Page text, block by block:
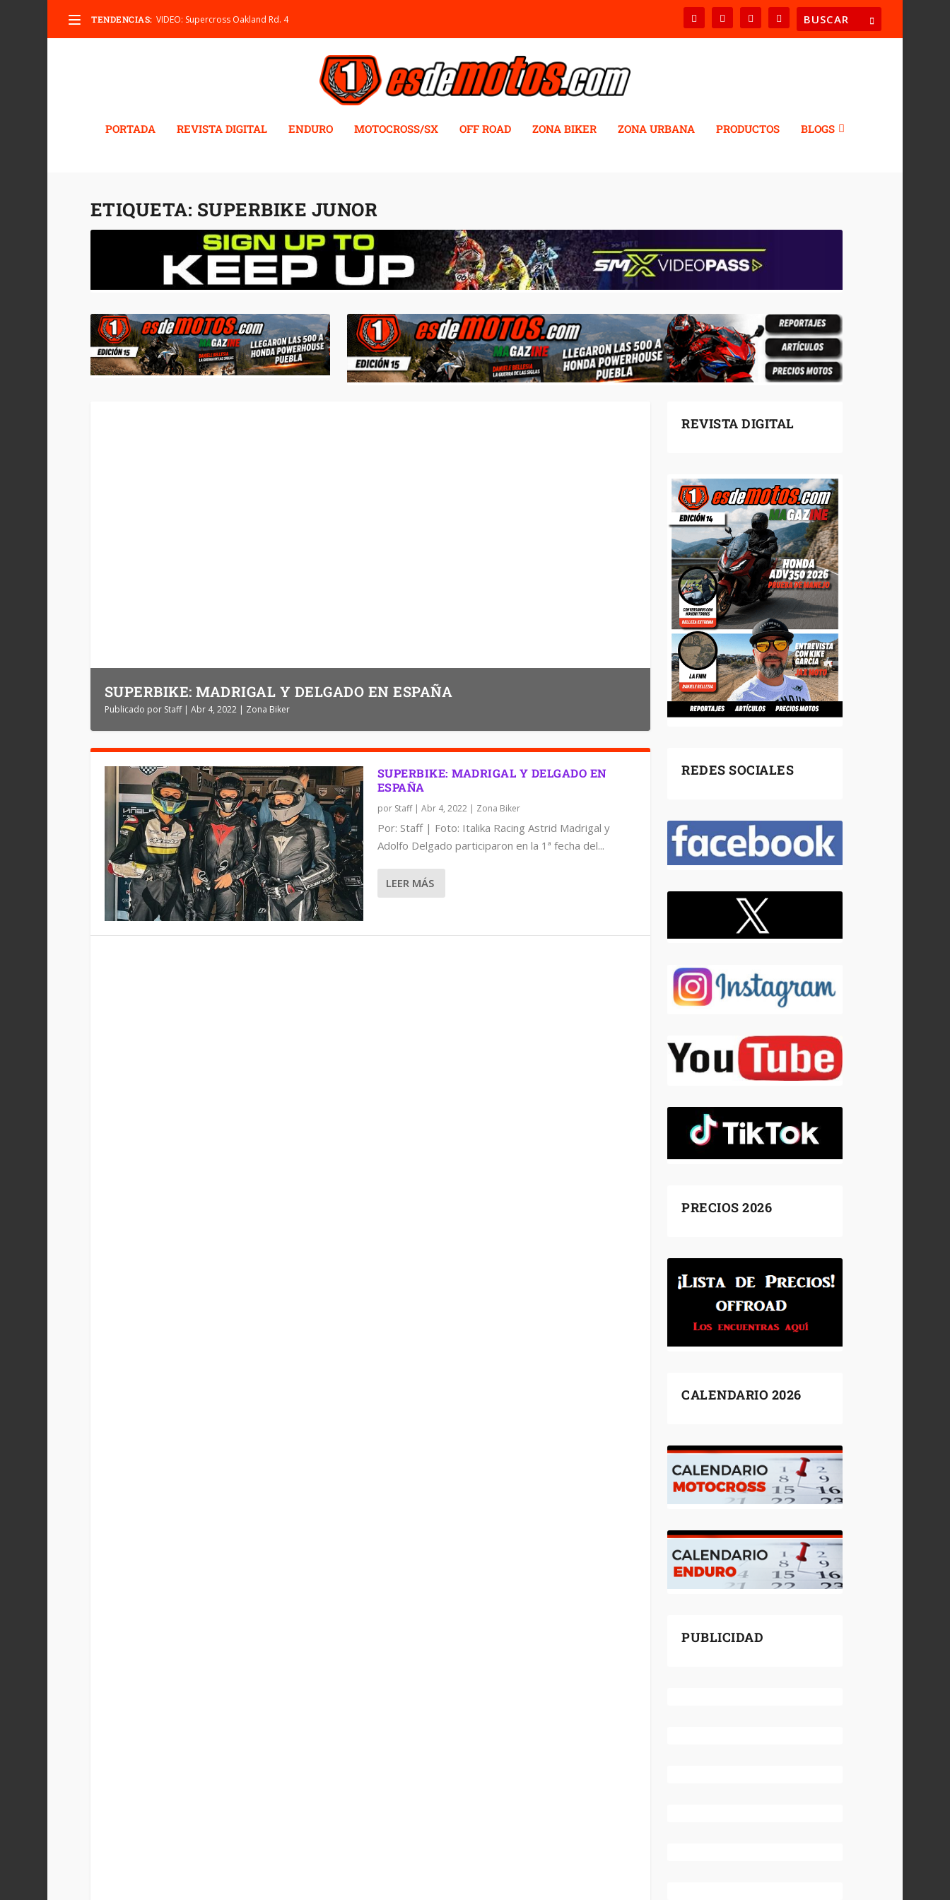
TENDENCIAS: VIDEO: Supercross Oakland Rd. 4
PORTADA REVISTA DIGITAL ENDURO MOTOCROSS/SX OFF ROAD ZONA BIKER ZONA URBANA PRODUCTOS BLOGS
ETIQUETA: SUPERBIKE JUNOR
SUPERBIKE: MADRIGAL Y DELGADO EN ESPAÑA
Publicado por Staff| Abr 4, 2022| Zona Biker
SUPERBIKE: MADRIGAL Y DELGADO EN
ESPAÑA
por Staff| Abr 4, 2022| Zona Biker
Por: Staff | Foto: Italika Racing Astrid Madrigal y
Adolfo Delgado participaron en la 1ª fecha del...
LEER MÁS
REVISTA DIGITAL
REDES SOCIALES
PRECIOS 2026
CALENDARIO 2026
PUBLICIDAD